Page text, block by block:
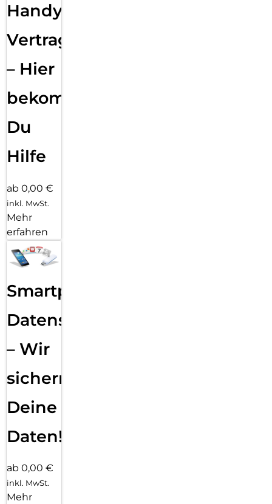
Handy
Vertragsabwicklung
– Hier
bekommst
Du
Hilfe
ab 0,00 €
inkl. MwSt.
Mehr
erfahren
Smartphone
Datensicherung
– Wir
sichern
Deine
Daten!
ab 0,00 €
inkl. MwSt.
Mehr